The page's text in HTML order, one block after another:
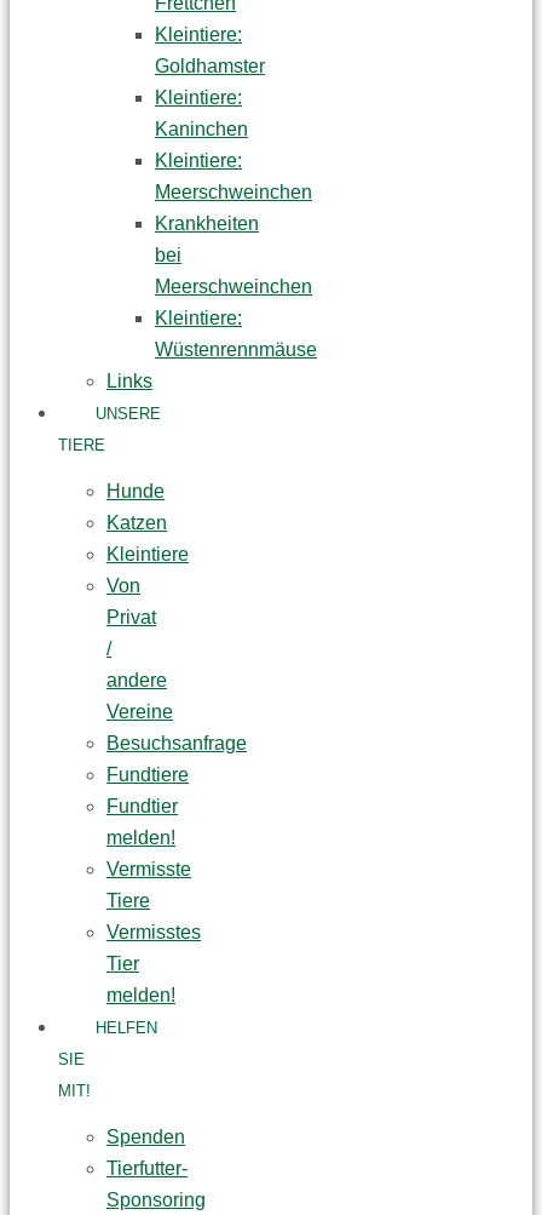
Kleintiere:
Goldhamster
Kleintiere:
Kaninchen
Kleintiere:
Meerschweinchen
Krankheiten
bei
Meerschweinchen
Kleintiere:
Wüstenrennmäuse
Links
UNSERE
TIERE
Hunde
Katzen
Kleintiere
Von
Privat
/
andere
Vereine
Besuchsanfrage
Fundtiere
Fundtier
melden!
Vermisste
Tiere
Vermisstes
Tier
melden!
HELFEN
SIE
MIT!
Spenden
Tierfutter-
Sponsoring